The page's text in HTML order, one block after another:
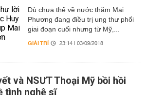
Dù chưa thể về nước thăm Mai
Phương đang điều trị ung thư phổi
giai đoạn cuối nhưng từ Mỹ,...
GIẢI TRÍ 23:14 | 03/09/2018
và NSƯT Thoại Mỹ bồi hồi
tình nghệ sĩ